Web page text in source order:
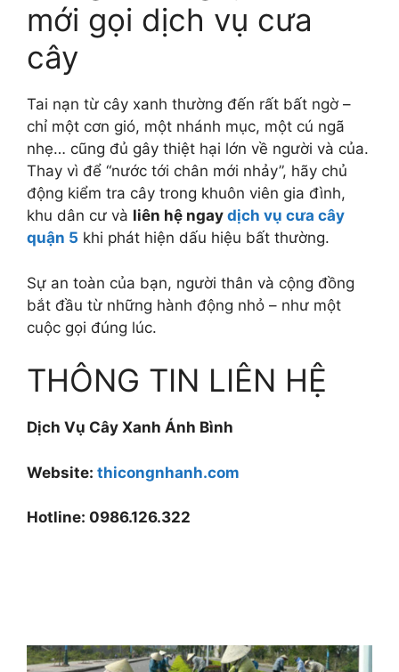
mới gọi dịch vụ cưa
cây
Tai nạn từ cây xanh thường đến rất bất ngờ –
chỉ một cơn gió, một nhánh mục, một cú ngã
nhẹ… cũng đủ gây thiệt hại lớn về người và của.
Thay vì để “nước tới chân mới nhảy”, hãy chủ
động kiểm tra cây trong khuôn viên gia đình,
khu dân cư và liên hệ ngay dịch vụ cưa cây
quận 5 khi phát hiện dấu hiệu bất thường.
Sự an toàn của bạn, người thân và cộng đồng
bắt đầu từ những hành động nhỏ – như một
cuộc gọi đúng lúc.
THÔNG TIN LIÊN HỆ
Dịch Vụ Cây Xanh Ánh Bình
Website: thicongnhanh.com
Hotline: 0986.126.322